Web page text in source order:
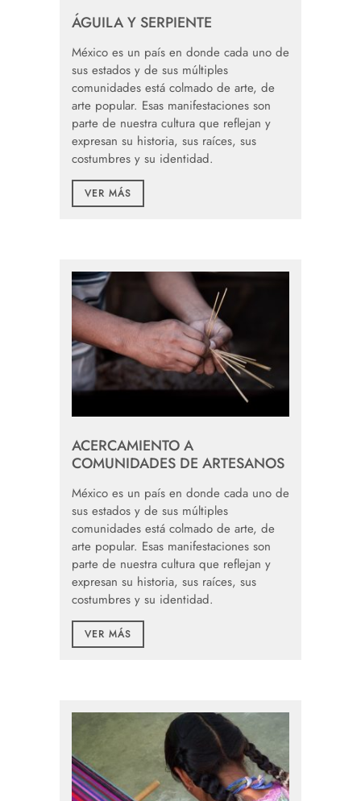
ÁGUILA Y SERPIENTE
México es un país en donde cada uno de
sus estados y de sus múltiples
comunidades está colmado de arte, de
arte popular. Esas manifestaciones son
parte de nuestra cultura que reflejan y
expresan su historia, sus raíces, sus
costumbres y su identidad.
VER MÁS
ACERCAMIENTO A
COMUNIDADES DE ARTESANOS
México es un país en donde cada uno de
sus estados y de sus múltiples
comunidades está colmado de arte, de
arte popular. Esas manifestaciones son
parte de nuestra cultura que reflejan y
expresan su historia, sus raíces, sus
costumbres y su identidad.
VER MÁS